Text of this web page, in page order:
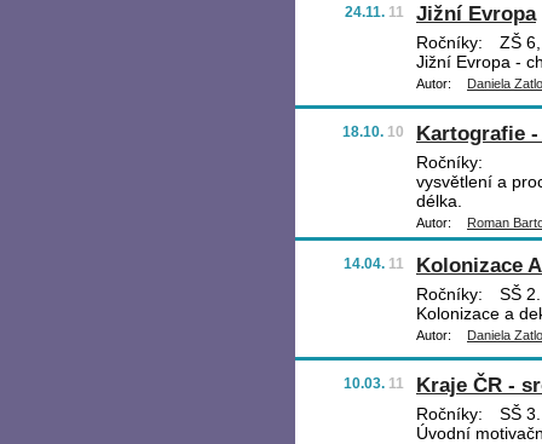
24.11. 11 Jižní Evropa
Ročníky:
ZŠ
Jižní Evropa -
Autor: Daniela
18.10. 10 Kartografie
Ročníky:
vysvětlení a
délka.
Autor: Roman
14.04. 11 Kolonizace
Ročníky:
SŠ
Kolonizace a
Autor: Daniela
10.03. 11 Kraje ČR -
Ročníky:
SŠ
Úvodní